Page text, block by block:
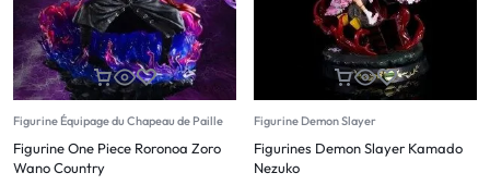
Figurine Équipage du Chapeau de Paille
Figurine One Piece Roronoa Zoro
Wano Country
Figurine Demon Slayer
Figurines Demon Slayer Kamado
Nezuko